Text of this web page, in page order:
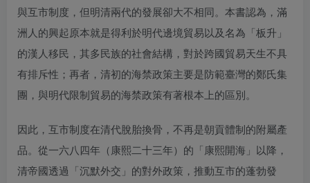
與互市制度，但明清兩代的發展卻大不相同。本書認為，滿
洲人的興起原本就是得利於明代邊境貿易以及名為「板升」
的漢人移民，其多民族的社會結構，對於跨國貿易天生不具
有排斥性；再者，清初的海禁政策主要是防範臺灣的鄭氏集
團，與明代限制貿易的海禁政策有著根本上的區別。
因此，互市制度在清代脫胎換骨，不再是朝貢體制的附屬產
品。從一六八四年（康熙二十三年）的「康熙開海」以降，
清帝國透過「沉默外交」的對外政策，推動互市的蓬勃發